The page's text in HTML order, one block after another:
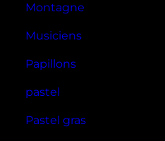
Montagne
Musiciens
Papillons
pastel
Pastel gras